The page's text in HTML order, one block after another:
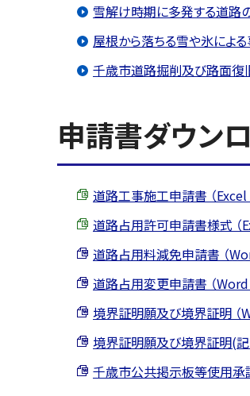
雪解け時期に多発する道路
屋根から落ちる雪や氷によ
千歳市道路掘削及び路面
申請書ダウン
道路工事施工申請書 （Excel
道路占用許可申請書様式 （
道路占用料減免申請書 （
道路占用変更申請書 （Word
境界証明願及び境界証明 （
境界証明願及び境界証明(記
千歳市公共掲示板等使用承